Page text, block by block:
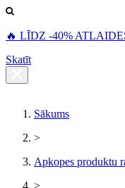
🔥 LĪDZ -40%
Skatīt
Sākums
>
Apkopes produktu
>